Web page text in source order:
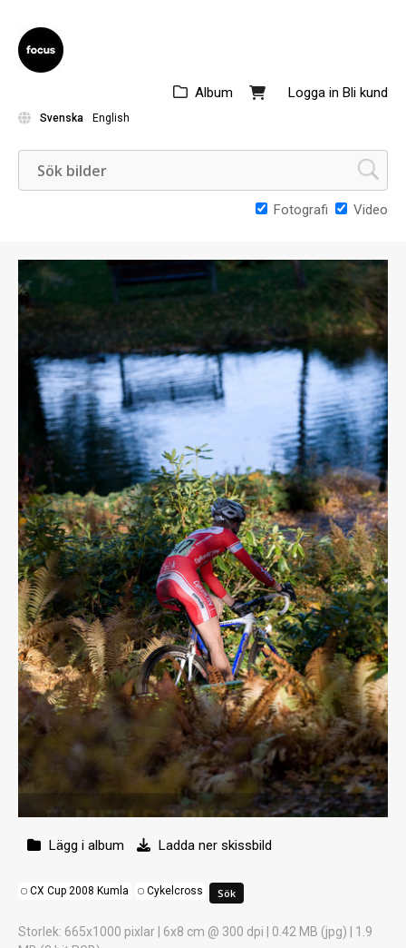
Logga in Bli kund
Album
Svenska English
Fotografi Video
Lägg i album Ladda ner skissbild
CX Cup 2008 Kumla Cykelcross
Storlek: 665x1000 pixlar | 6x8 cm @ 300 dpi | 0.42 MB (jpg) | 1.9